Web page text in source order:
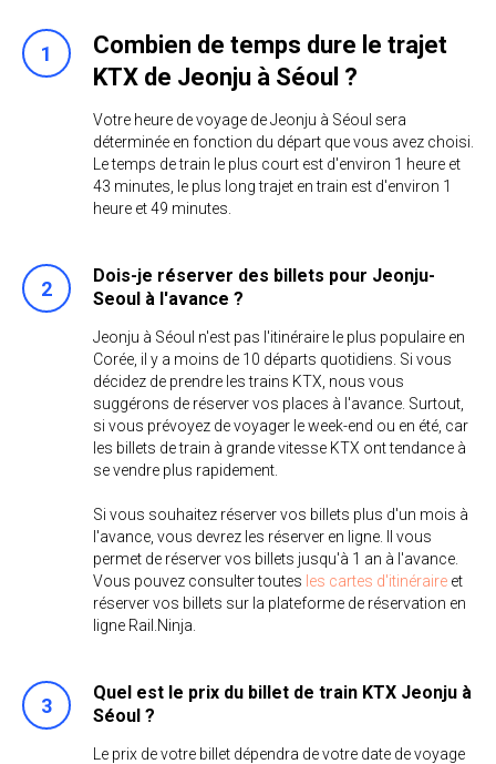
Combien de temps dure le trajet
KTX de Jeonju à Séoul ?
Votre heure de voyage de Jeonju à Séoul sera
déterminée en fonction du départ que vous avez choisi.
Le temps de train le plus court est d'environ 1 heure et
43 minutes, le plus long trajet en train est d'environ 1
heure et 49 minutes.
Dois-je réserver des billets pour Jeonju-
Seoul à l'avance ?
Jeonju à Séoul n'est pas l'itinéraire le plus populaire en
Corée, il y a moins de 10 départs quotidiens. Si vous
décidez de prendre les trains KTX, nous vous
suggérons de réserver vos places à l'avance. Surtout,
si vous prévoyez de voyager le week-end ou en été, car
les billets de train à grande vitesse KTX ont tendance à
se vendre plus rapidement.
Si vous souhaitez réserver vos billets plus d'un mois à
l'avance, vous devrez les réserver en ligne. Il vous
permet de réserver vos billets jusqu'à 1 an à l'avance.
Vous pouvez consulter toutes les cartes d'itinéraire et
réserver vos billets sur la plateforme de réservation en
ligne Rail.Ninja.
Quel est le prix du billet de train KTX Jeonju à
Séoul ?
Le prix de votre billet dépendra de votre date de voyage